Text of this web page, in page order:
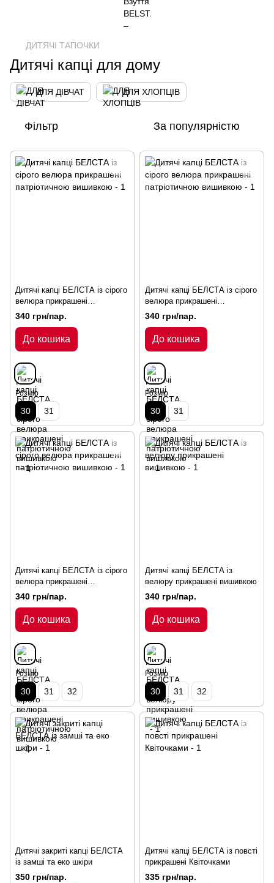
ДИТЯЧІ ТАПОЧКИ
Дитячі капці для дому
ДЛЯ ДІВЧАТ ДЛЯ ХЛОПЦІВ
Фільтр За популярністю
Дитячі капці БЕЛСТА із сірого
велюра прикрашені
патріотичною вишивкою
340 грн/пар.
До кошика
Розмір
30 31
Дитячі капці БЕЛСТА із сірого
велюра прикрашені
патріотичною вишивкою
340 грн/пар.
До кошика
Розмір
30 31
Дитячі капці БЕЛСТА із сірого
велюра прикрашені
патріотичною вишивкою
340 грн/пар.
До кошика
Розмір
30 31 32
Дитячі капці БЕЛСТА із
велюру прикрашені вишивкою
340 грн/пар.
До кошика
Розмір
30 31 32
Дитячі закриті капці БЕЛСТА
із замші та еко шкіри
350 грн/пар.
Дитячі капці БЕЛСТА із повсті
прикрашені Квіточками
335 грн/пар.